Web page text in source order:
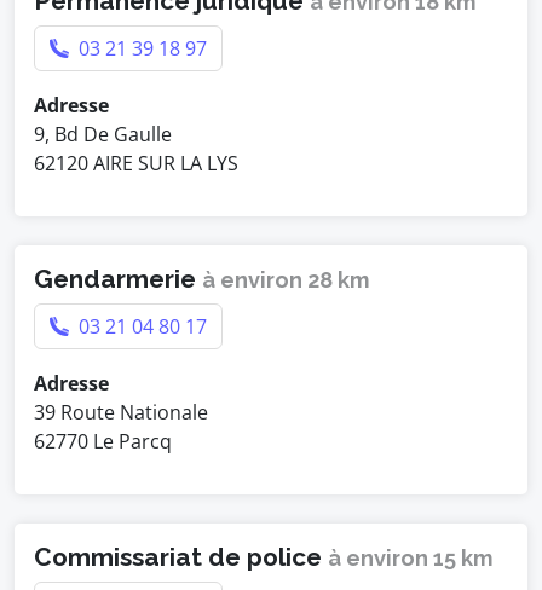
03 21 39 18 97
Adresse
9, Bd De Gaulle
62120 AIRE SUR LA LYS
Gendarmerie à environ 28 km
03 21 04 80 17
Adresse
39 Route Nationale
62770 Le Parcq
Commissariat de police à environ 15 km